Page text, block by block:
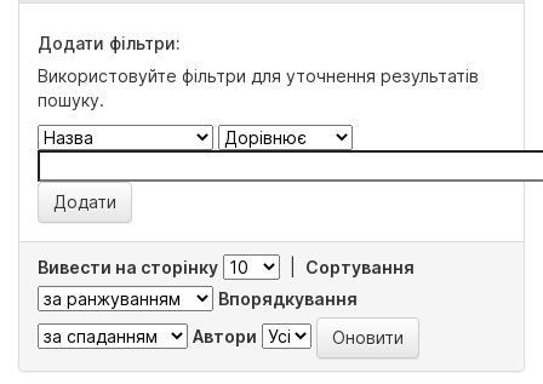
Додати фільтри:
Використовуйте фільтри для уточнення результатів
пошуку.
Вивести на сторінку
Сортування
Впорядкування
Автори